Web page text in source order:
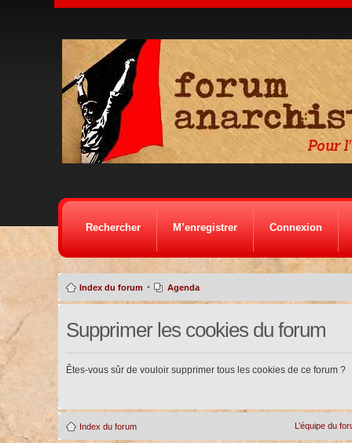
Rechercher M’enregistrer Connexion
Index du forum • Agenda
Supprimer les cookies du forum
Êtes-vous sûr de vouloir supprimer tous les cookies de ce forum ?
Index du forum L’équipe du